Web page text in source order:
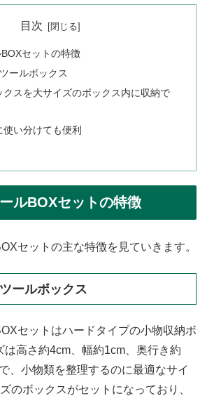
目次
セットの特徴
ールボックス
クスを大サイズのボックス内に収納で
い分けても便利
ルBOXセットの特徴
セットの主な特徴を見ていきます。
ールボックス
セットはハードタイプの小物収納ボ
は高さ約4cm、幅約1cm、奥行き約
、小物類を整理するのに最適なサイ
のボックスがセットになっており、